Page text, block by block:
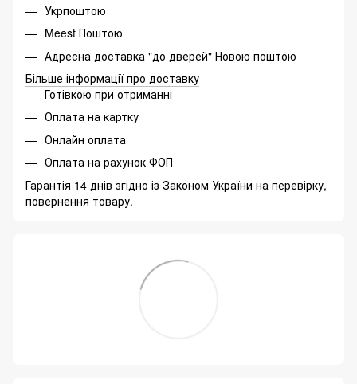
Укрпоштою
Meest Поштою
Адресна доставка "до дверей" Новою поштою
Більше інформації про доставку
Готівкою при отриманні
Оплата на картку
Онлайн оплата
Оплата на рахунок ФОП
Гарантія 14 днів згідно із Законом України на перевірку,
повернення товару.